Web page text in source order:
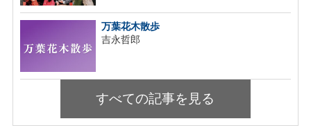
万葉花木散歩
吉永哲郎
すべての記事を見る